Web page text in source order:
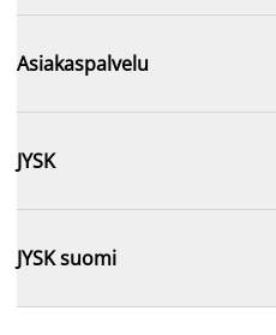
Asiakaspalvelu
JYSK
JYSK suomi